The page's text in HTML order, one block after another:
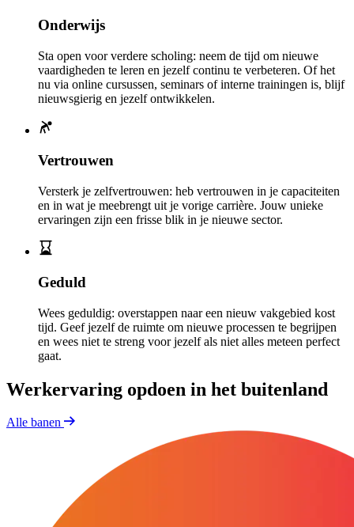
Onderwijs
Sta open voor verdere scholing: neem de tijd om nieuwe
vaardigheden te leren en jezelf continu te verbeteren. Of het
nu via online cursussen, seminars of interne trainingen is, blijf
nieuwsgierig en jezelf ontwikkelen.
Vertrouwen
Versterk je zelfvertrouwen: heb vertrouwen in je capaciteiten
en in wat je meebrengt uit je vorige carrière. Jouw unieke
ervaringen zijn een frisse blik in je nieuwe sector.
Geduld
Wees geduldig: overstappen naar een nieuw vakgebied kost
tijd. Geef jezelf de ruimte om nieuwe processen te begrijpen
en wees niet te streng voor jezelf als niet alles meteen perfect
gaat.
Werkervaring opdoen in het buitenland
Alle banen